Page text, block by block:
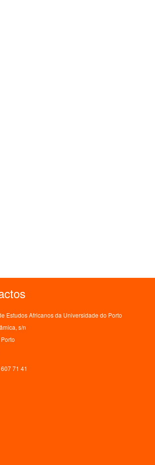
Estudos Africanos da Universidade do Porto
s/n
71 41